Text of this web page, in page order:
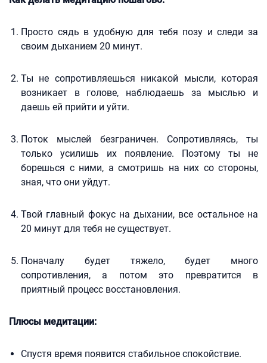
Просто сядь в удобную для тебя позу и следи за
своим дыханием 20 минут.
Ты не сопротивляешься никакой мысли, которая
возникает в голове, наблюдаешь за мыслью и
даешь ей прийти и уйти.
Поток мыслей безграничен. Сопротивляясь, ты
только усилишь их появление. Поэтому ты не
борешься с ними, а смотришь на них со стороны,
зная, что они уйдут.
Твой главный фокус на дыхании, все остальное на
20 минут для тебя не существует.
Поначалу будет тяжело, будет много
сопротивления, а потом это превратится в
приятный процесс восстановления.
Плюсы медитации:
Спустя время появится стабильное спокойствие.